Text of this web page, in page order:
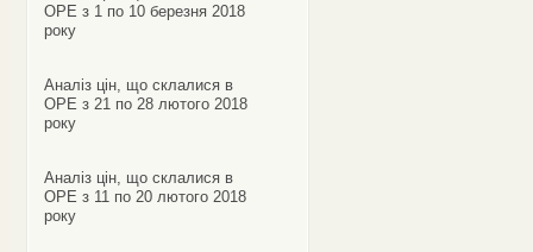
ОРЕ з 1 по 10 березня 2018
року
Аналіз цін, що склалися в
ОРЕ з 21 по 28 лютого 2018
року
Аналіз цін, що склалися в
ОРЕ з 11 по 20 лютого 2018
року